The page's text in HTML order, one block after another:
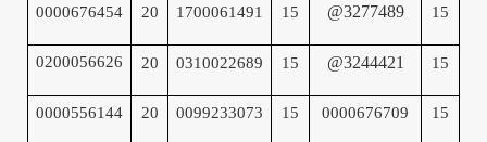
0000676454 20 1700061491 15 @3277489 15
0200056626 20 0310022689 15 @3244421 15
0000556144 20 0099233073 15 0000676709 15